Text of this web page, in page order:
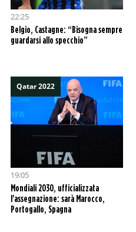
22:25
Belgio, Castagne: “Bisogna sempre
guardarsi allo specchio”
Qatar 2022
19:05
Mondiali 2030, ufficializzata
l'assegnazione: sarà Marocco,
Portogallo, Spagna